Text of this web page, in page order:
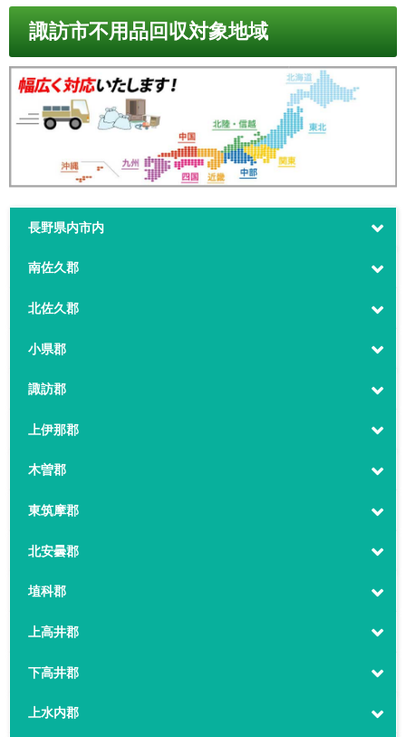
諏訪市不用品回収対象地域
長野県内市内
南佐久郡
北佐久郡
小県郡
諏訪郡
上伊那郡
木曽郡
東筑摩郡
北安曇郡
埴科郡
上高井郡
下高井郡
上水内郡